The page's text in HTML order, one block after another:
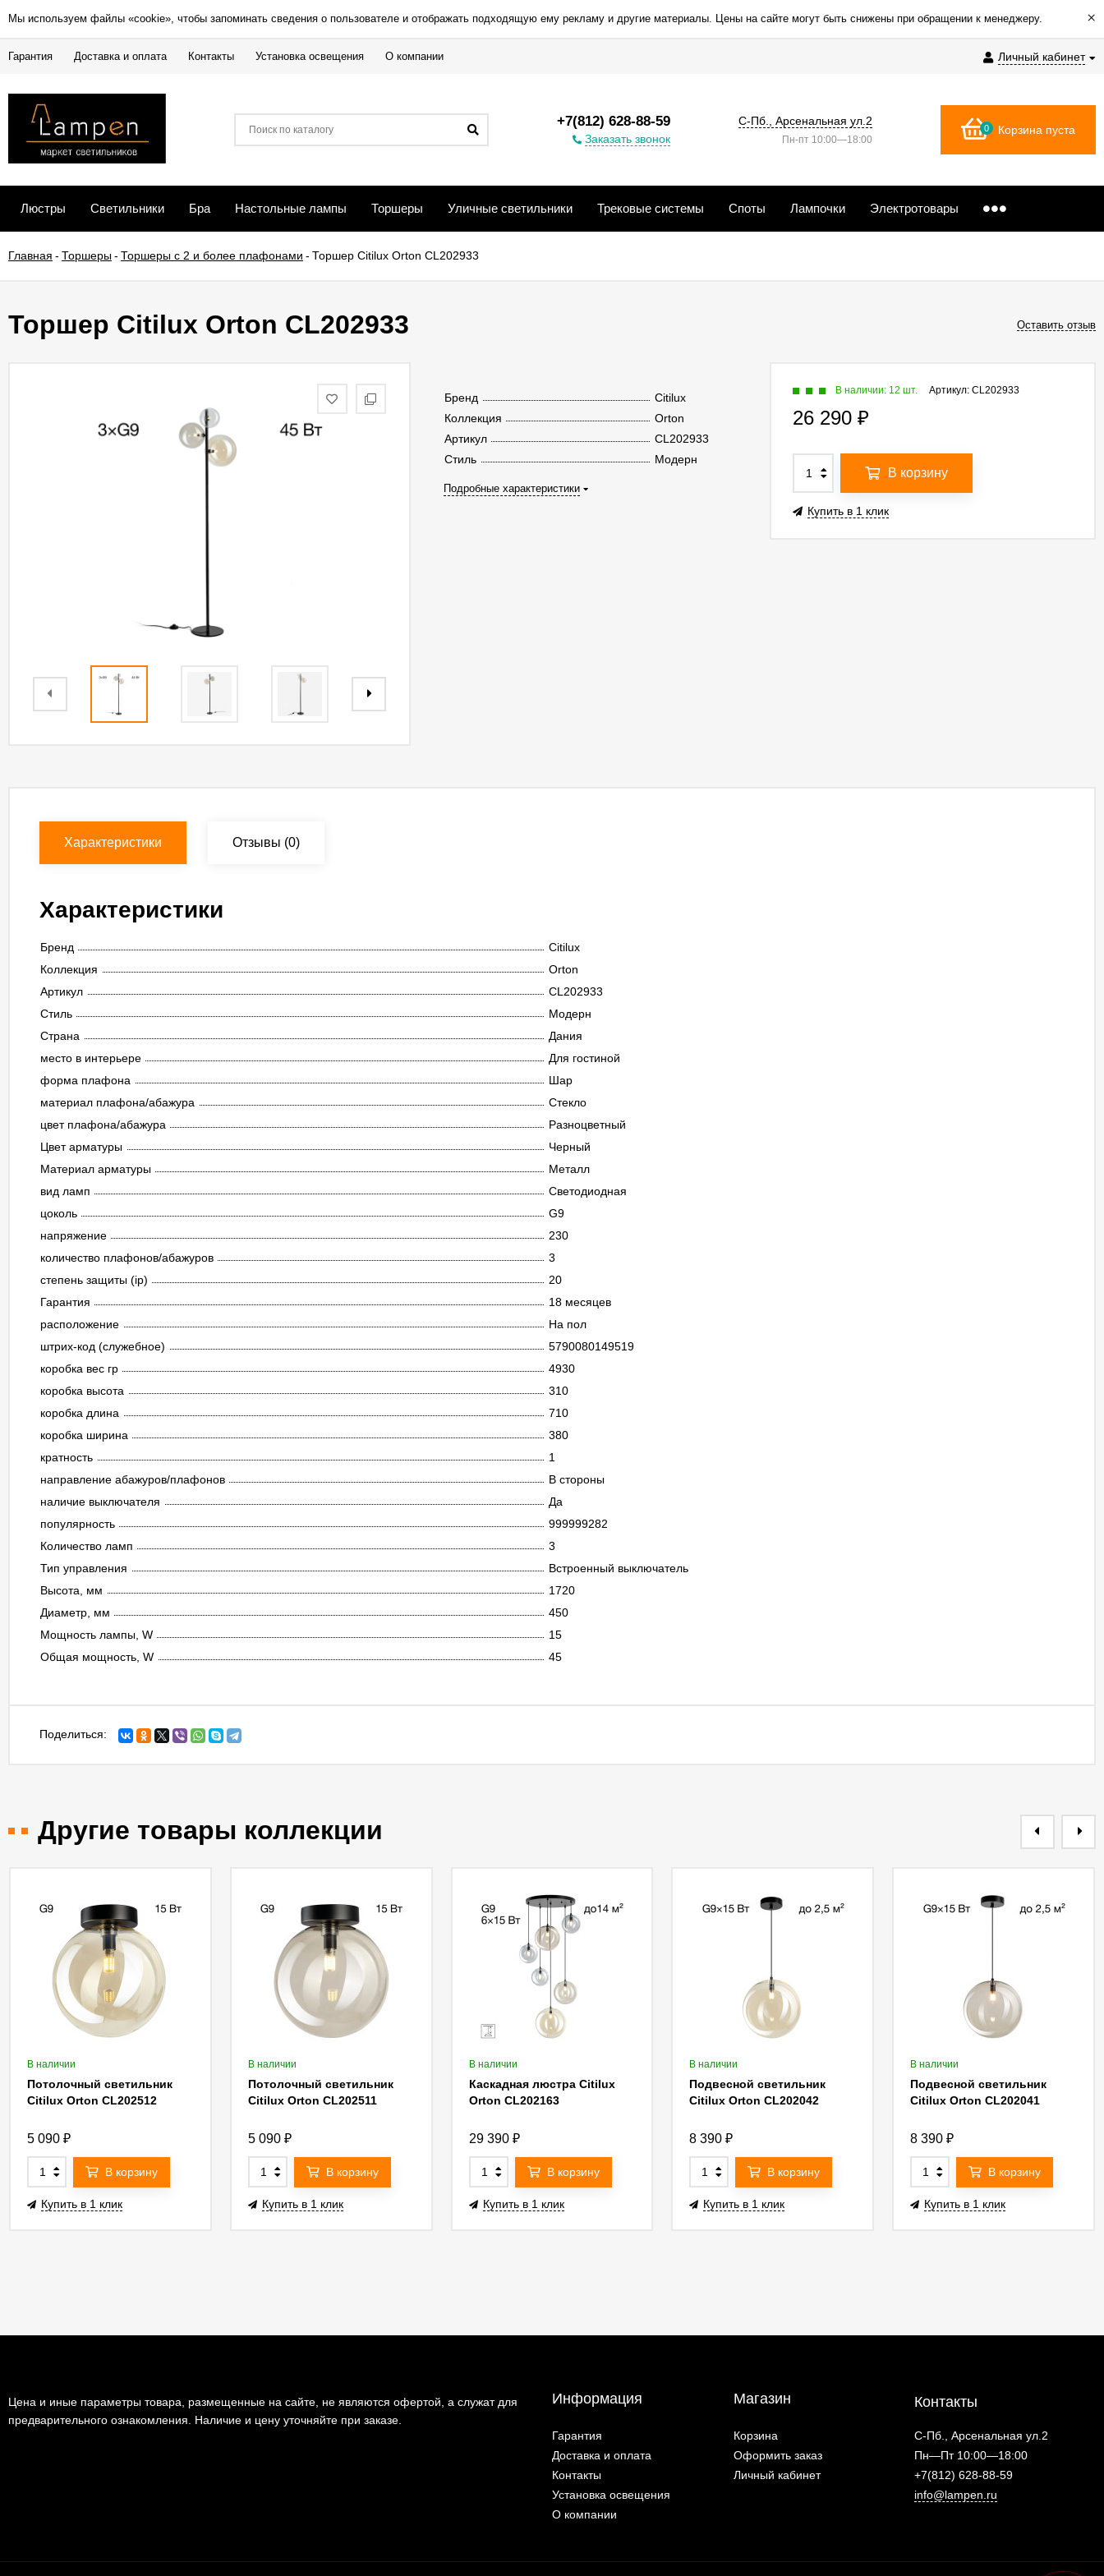
Мы используем файлы «cookie», чтобы запоминать сведения о пользователе и отображать подходящую ему рекламу и другие материалы. Цены на сайте могут быть снижены при обращении к менеджеру. ×
Личный кабинет
Гарантия Доставка и оплата Контакты Установка освещения О компании
+7(812) 628-88-59
Заказать звонок
С-Пб., Арсенальная ул.2
Пн-пт 10:00—18:00
0 Корзина пуста
Люстры Светильники Бра Настольные лампы Торшеры Уличные светильники Трековые системы Споты Лампочки Электротовары
Главная - Торшеры- Торшеры с 2 и более плафонами - Торшер Citilux Orton CL202933
Торшер Citilux Orton CL202933 Оставить отзыв
Бренд
Citilux
Коллекция
Orton
Артикул
CL202933
Стиль
Модерн
Подробные характеристики
Артикул: CL202933
В наличии: 12 шт.
26 290 ₽
В корзину
Купить в 1 клик
Характеристики Отзывы (0)
Характеристики
Бренд
Citilux
Коллекция
Orton
Артикул
CL202933
Стиль
Модерн
Страна
Дания
место в интерьере
Для гостиной
форма плафона
Шар
материал плафона/абажура
Стекло
цвет плафона/абажура
Разноцветный
Цвет арматуры
Черный
Материал арматуры
Металл
вид ламп
Светодиодная
цоколь
G9
напряжение
230
количество плафонов/абажуров
3
степень защиты (ip)
20
Гарантия
18 месяцев
расположение
На пол
штрих-код (служебное)
5790080149519
коробка вес гр
4930
коробка высота
310
коробка длина
710
коробка ширина
380
кратность
1
направление абажуров/плафонов
В стороны
наличие выключателя
Да
популярность
999999282
Количество ламп
3
Тип управления
Встроенный выключатель
Высота, мм
1720
Диаметр, мм
450
Мощность лампы, W
15
Общая мощность, W
45
Поделиться:
Другие товары коллекции
В наличии
Потолочный светильник
Citilux Orton CL202512
5 090 ₽
В корзину
Купить в 1 клик
В наличии
Потолочный светильник
Citilux Orton CL202511
5 090 ₽
В корзину
Купить в 1 клик
В наличии
Каскадная люстра Citilux
Orton CL202163
29 390 ₽
В корзину
Купить в 1 клик
В наличии
Подвесной светильник
Citilux Orton CL202042
8 390₽
В корзину
Купить в 1 клик
В наличии
Подвесной светильник
Citilux Orton CL202041
8 390₽
В корзину
Купить в 1 клик
Цена и иные параметры товара, размещенные на сайте, не являются офертой, а служат для
предварительного ознакомления. Наличие и цену уточняйте при заказе.
Информация
Гарантия
Доставка и оплата
Контакты
Установка освещения
О компании
Магазин
Корзина
Оформить заказ
Личный кабинет
Контакты
С-Пб., Арсенальная ул.2
Пн—Пт 10:00—18:00
+7(812) 628-88-59
info@lampen.ru